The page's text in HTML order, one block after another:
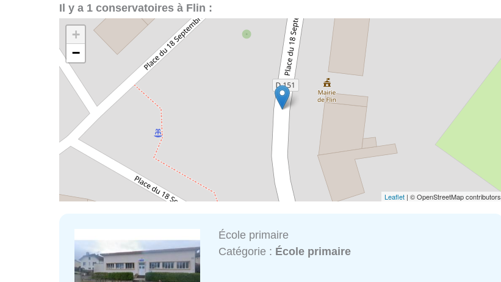
Il y a 1 conservatoires à Flin :
+
−
Leaflet | © OpenStreetMap contributors
École primaire
Catégorie : École primaire